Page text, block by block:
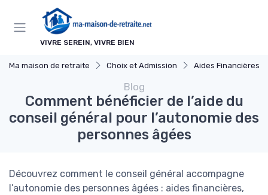
VIVRE SEREIN, VIVRE BIEN
Ma maison de retraite Choix et Admission Aides Financières et
Blog
Comment bénéficier de l’aide du
conseil général pour l’autonomie des
personnes âgées
Découvrez comment le conseil général accompagne
l’autonomie des personnes âgées : aides financières,
Panneau de gestion des cookies